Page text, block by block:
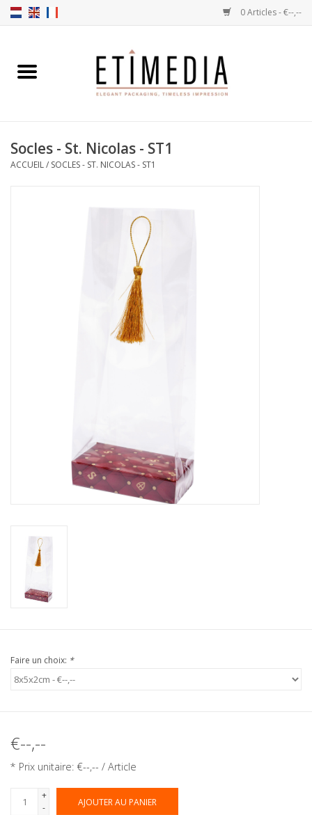
0 Articles - €--,--
Accueil
Transparantes
Journées showroom
Catalogue: Printemps/Pâques
Catalogue: boîtes de luxe
Socles - St. Nicolas - ST1
ACCUEIL/ SOCLES - ST. NICOLAS - ST1
Faire un choix: *
€--,--
* Prix unitaire: €--,-- / Article
+
-
AJOUTER AU PANIER